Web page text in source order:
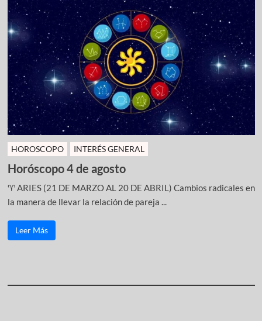
HOROSCOPO INTERÉS GENERAL
Horóscopo 4 de agosto
♈ ARIES (21 DE MARZO AL 20 DE ABRIL) Cambios radicales en
la manera de llevar la relación de pareja ...
Leer Más